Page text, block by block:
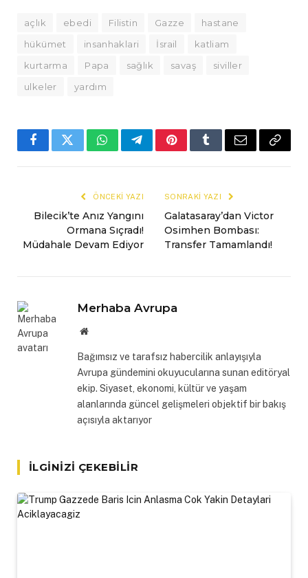
açlık ebedi Filistin Gazze
hastane
hükümet
insanhaklari İsrail
katliam
kurtarma
Papa sağlık savaş
siviller
ulkeler
yardım
FacebookTwitterWhatsAppTelegramPinterestTumblrE-
Copy
ÖNCEKI YAZI
Bilecik’te Anız Yangını
Ormana Sıçradı!
Müdahale Devam Ediyor
SONRAKI YAZI
Galatasaray’dan Victor
Osimhen Bombası:
Transfer Tamamlandı!
Merhaba Avrupa
Website
Bağımsız ve tarafsız habercilik anlayışıyla
Avrupa gündemini okuyucularına sunan editöryal
ekip. Siyaset, ekonomi, kültür ve yaşam
alanlarında güncel gelişmeleri objektif bir bakış
açısıyla aktarıyor
İLGINIZI ÇEKEBILIR